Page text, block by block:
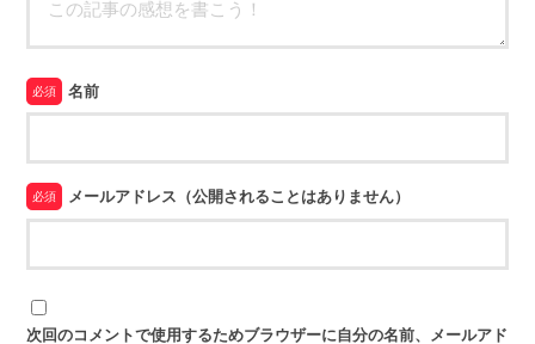
必須 名前
必須 メールアドレス（公開されることはありません）
次回のコメントで使用するためブラウザーに自分の名前、メールアド